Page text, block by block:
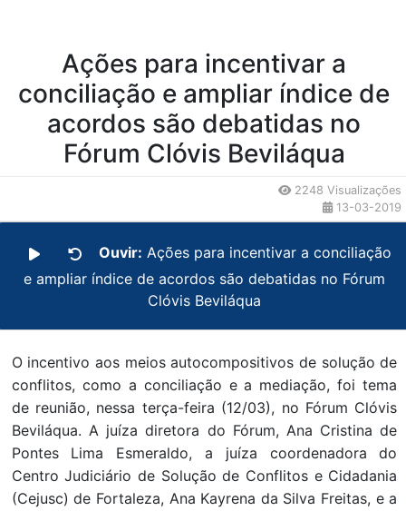
Ações para incentivar a
conciliação e ampliar índice de
acordos são debatidas no
Fórum Clóvis Beviláqua
2248 Visualizações
13-03-2019
Ouvir: Ações para incentivar a conciliação
e ampliar índice de acordos são debatidas no Fórum
Clóvis Beviláqua
O incentivo aos meios autocompositivos de solução de
conflitos, como a conciliação e a mediação, foi tema
de reunião, nessa terça-feira (12/03), no Fórum Clóvis
Beviláqua. A juíza diretora do Fórum, Ana Cristina de
Pontes Lima Esmeraldo, a juíza coordenadora do
Centro Judiciário de Solução de Conflitos e Cidadania
(Cejusc) de Fortaleza, Ana Kayrena da Silva Freitas, e a